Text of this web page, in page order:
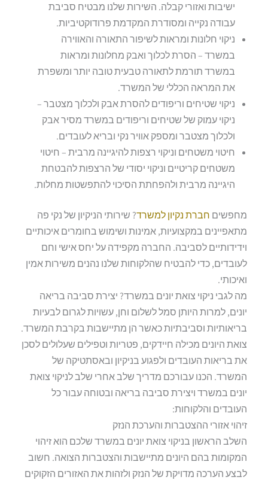
ישיבות ואזורי קבלה. השירות שלנו מבטיח סביבת
עבודה נקייה ומסודרת המקדמת פרודוקטיביות.
ניקוי חלונות ומראות לשיפור התאורה והאווירה
במשרד – הסרת לכלוך ואבק מחלונות ומראות
במשרד תורמת לתאורה טבעית טובה יותר ומשפרת
את המראה הכללי של המשרד.
ניקוי שטיחים וריפודים להסרת אבק ולכלוך מצטבר –
ניקוי עמוק של שטיחים וריפודים במשרד מסיר אבק
ולכלוך מצטבר ומספק אוויר נקי ובריא לעובדים.
חיטוי משטחים וניקוי רצפות להיגיינה מרבית – חיטוי
משטחים קריטיים וניקוי יסודי של הרצפות להבטחת
היגיינה מרבית ולהפחתת הסיכוי להתפשטות מחלות.
מחפשים חברת נקיון למשרד? שירותי הניקיון של נקי פה
מתאפיינים במקצועיות, אמינות ושימוש בחומרים איכותיים
וידידותיים לסביבה. החברה מקפידה על יחס אישי וחם
לעובדים, כדי להבטיח שהלקוחות שלנו נהנים משירות אמין
ואיכותי.
מה לגבי ניקוי צואת יונים במשרד? יצירת סביבה בריאה
יונים, למרות היותן סמל לשלום וחן, עשויות לגרום לבעיות
בריאותיות וסביבתיות כאשר הן מתיישבות בקרבת המשרד.
צואת היונים מכילה חיידקים, פטריות וטפילים שעלולים לסכן
את בריאות העובדים ולפגוע בניקיון ובאסתטיקה של
המשרד. הכנו עבורכם מדריך שלב אחרי שלב לניקוי צואת
יונים במשרד ויצירת סביבה בריאה ובטוחה עבור כל
העובדים והלקוחות:
זיהוי אזורי ההצטברות והערכת הנזק
השלב הראשון בניקוי צואת יונים במשרד שלכם הוא זיהוי
המקומות בהם היונים מתיישבות והצטברות הצואה. חשוב
לבצע הערכה מדויקת של הנזק ולזהות את האזורים הזקוקים